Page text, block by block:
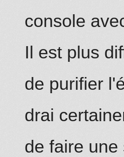
console
Il est plus
de purifier
drai
de faire